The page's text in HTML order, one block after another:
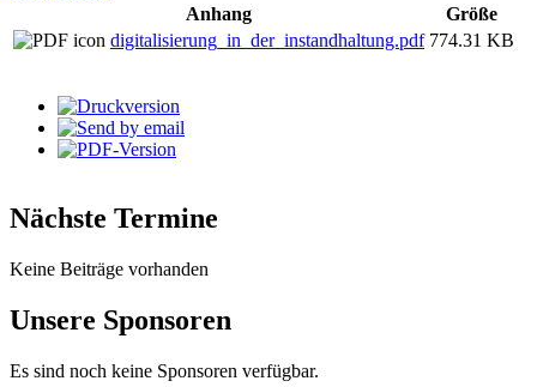
Anhang
Größe
digitalisierung_in_der_instandhaltung.pdf 774.31 KB
Nächste Termine
Keine Beiträge vorhanden
Unsere Sponsoren
Es sind noch keine Sponsoren verfügbar.